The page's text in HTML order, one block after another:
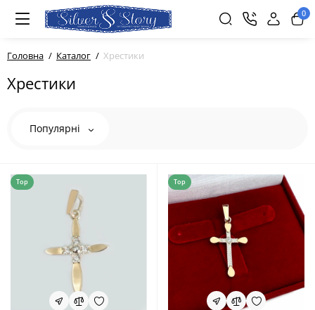
0
Головна Каталог Хрестики
Хрестики
Популярні
Top Top